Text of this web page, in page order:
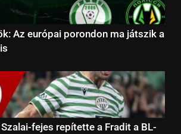
Az európai porondon ma játszik a
fejes repítette a Fradit a BL-